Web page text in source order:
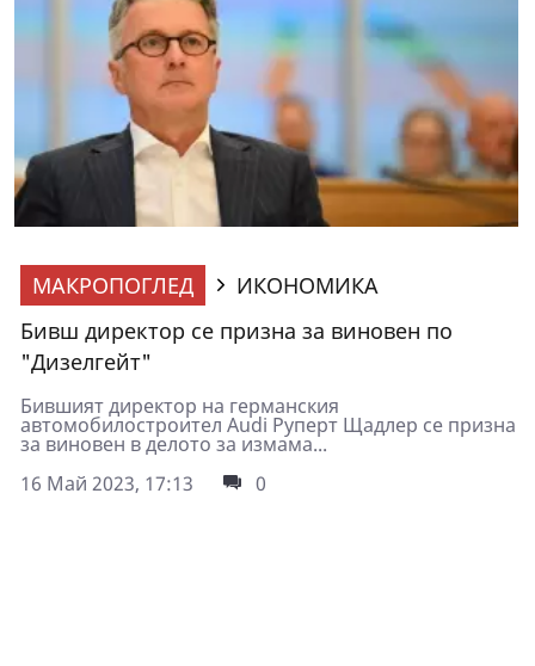
МАКРОПОГЛЕД
ИКОНОМИКА
Бивш директор се призна за виновен по
"Дизелгейт"
Бившият директор на германския
автомобилостроител Audi Руперт Щадлер се призна
за виновен в делото за измама...
16 Май 2023, 17:13
0